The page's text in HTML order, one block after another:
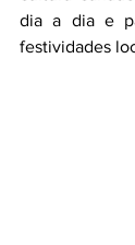
dia a dia e
festividades